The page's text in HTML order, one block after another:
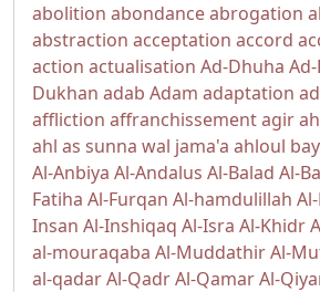
abolition abondanceabrogation
abstraction acceptation accord
action actualisation Ad-Dhuha
Dukhan adab Adam adaptation
affliction affranchissementagir
ahl as sunna wal jama'a ahloul
Al-Anbiya Al-Andalus Al-Balad Al-
Fatiha Al-Furqan Al-hamdulillah
Insan Al-Inshiqaq Al-Isra Al-Khidr
al-mouraqaba Al-MuddathirAl-
al-qadarAl-QadrAl-QamarAl-